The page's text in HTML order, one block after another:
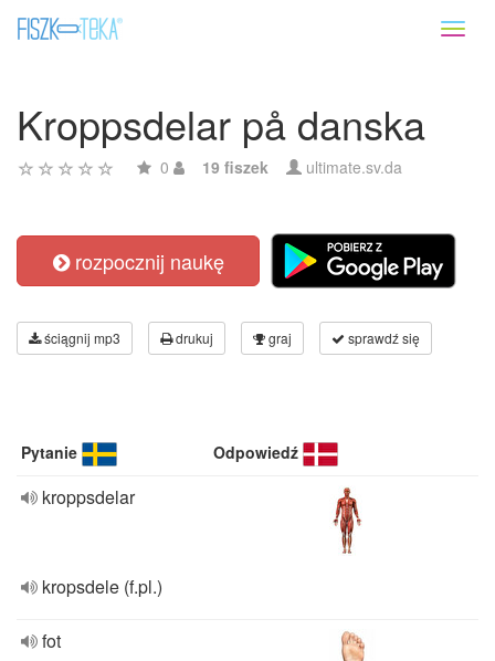
Kroppsdelar på danska
0 19 fiszek ultimate.sv.da
rozpocznij naukę
ściągnij mp3 drukuj graj sprawdź się
Pytanie Odpowiedź
kroppsdelar
kropsdele (f.pl.)
fot